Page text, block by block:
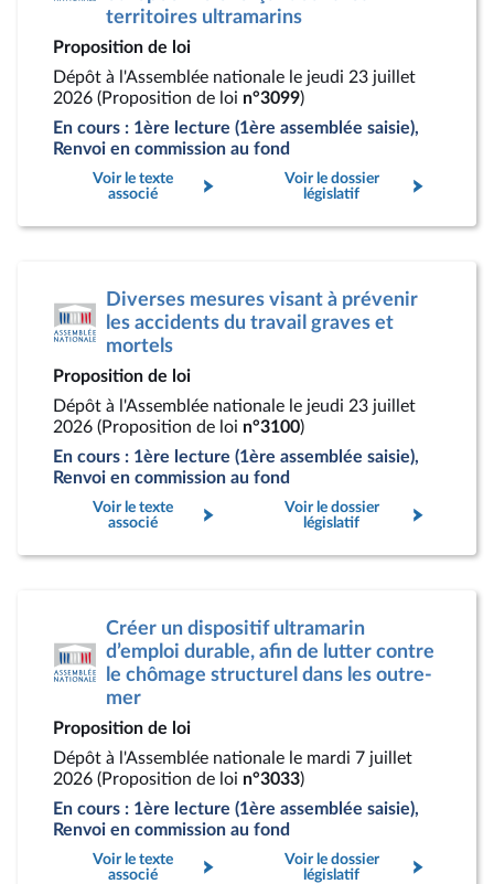
territoires ultramarins
Proposition de loi
Dépôt à l'Assemblée nationale le jeudi 23 juillet
2026 (Proposition de loi n°3099)
En cours : 1ère lecture (1ère assemblée saisie),
Renvoi en commission au fond
Voir le texte
associé
Voir le dossier
législatif
Diverses mesures visant à prévenir
les accidents du travail graves et
mortels
Proposition de loi
Dépôt à l'Assemblée nationale le jeudi 23 juillet
2026 (Proposition de loi n°3100)
En cours : 1ère lecture (1ère assemblée saisie),
Renvoi en commission au fond
Voir le texte
associé
Voir le dossier
législatif
Créer un dispositif ultramarin
d’emploi durable, afin de lutter contre
le chômage structurel dans les outre-
mer
Proposition de loi
Dépôt à l'Assemblée nationale le mardi 7 juillet
2026 (Proposition de loi n°3033)
En cours : 1ère lecture (1ère assemblée saisie),
Renvoi en commission au fond
Voir le texte
associé
Voir le dossier
législatif